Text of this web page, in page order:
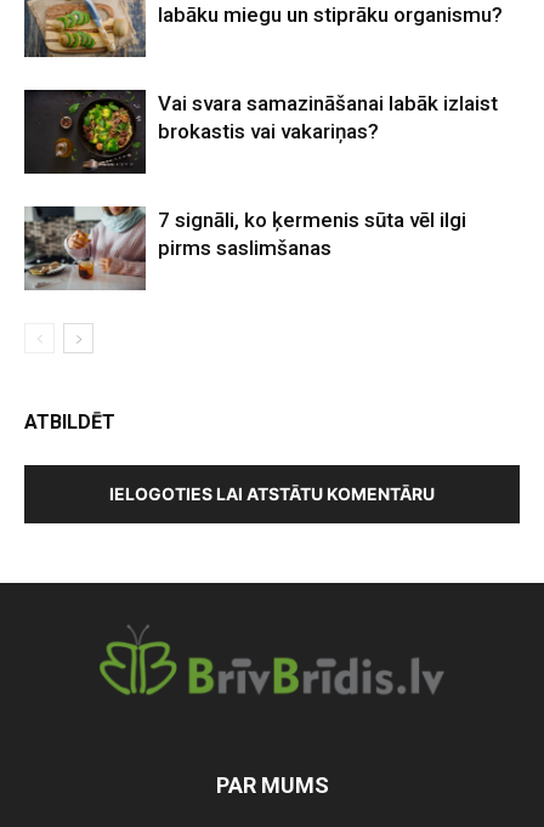
labāku miegu un stiprāku organismu?
Vai svara samazināšanai labāk izlaist
brokastis vai vakariņas?
7 signāli, ko ķermenis sūta vēl ilgi
pirms saslimšanas
ATBILDĒT
IELOGOTIES LAI ATSTĀTU KOMENTĀRU
PAR MUMS